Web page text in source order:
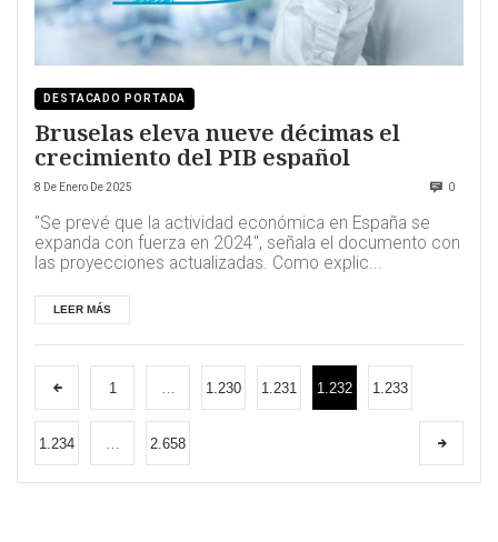
DESTACADO PORTADA
Bruselas eleva nueve décimas el
crecimiento del PIB español
8 De Enero De 2025 0
"Se prevé que la actividad económica en España se
expanda con fuerza en 2024", señala el documento con
las proyecciones actualizadas. Como explic...
LEER MÁS
1 1.230 1.231 1.232 1.233
1.234 2.658